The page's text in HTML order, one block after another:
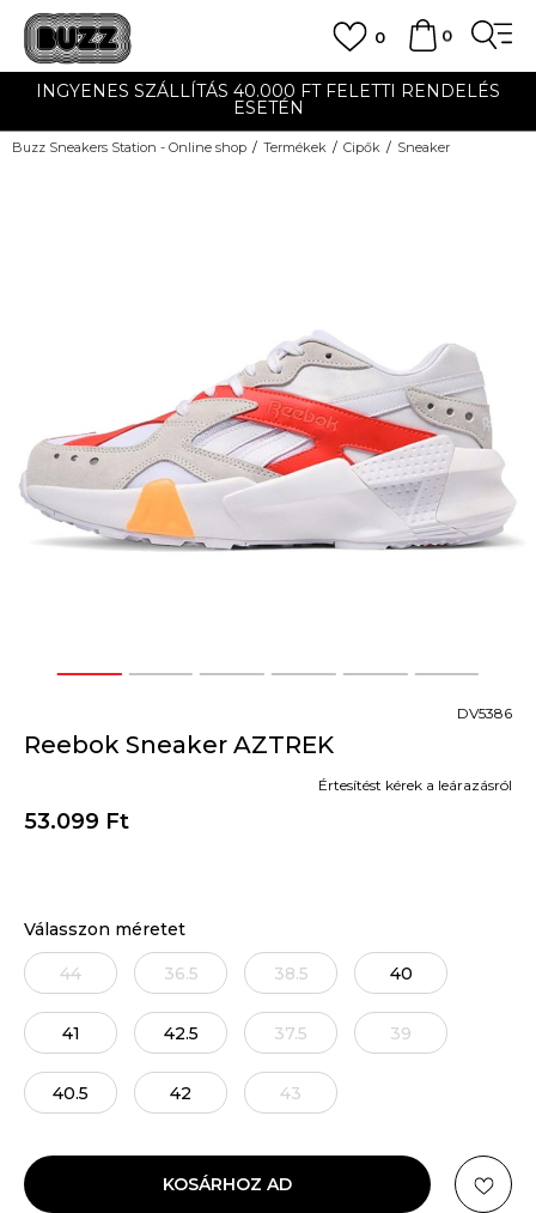
0
0
INGYENES SZÁLLÍTÁS 40.000 FT FELETTI RENDELÉS
ESETÉN
Buzz Sneakers Station - Online shop Termékek Cipők Sneaker
1 2 3 4 5 6
Reebok Sneaker AZTREK
DV5386
53.099 Ft
Értesítést kérek a leárazásról
Válasszon méretet
44 36.5 38.5 40
41 42.5 37.5 39
40.5 42 43
KOSÁRHOZ AD